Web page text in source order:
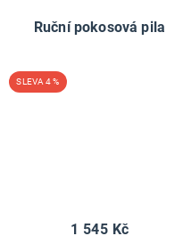
Ruční pokosová pila
4 %
1 545 Kč